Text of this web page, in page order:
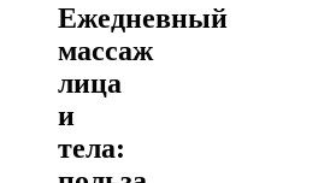
Ежедневный
массаж
лица
и
тела: